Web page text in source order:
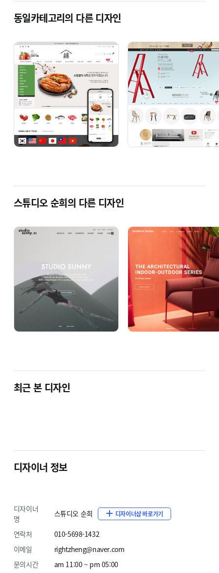
5. 메인 배너 이미지 원하시는 이미지와 링크로 변경해
6. 메인 동영상
7. Brand 회사소개 이미지와 텍스트를 변경해드립니다.
동일카테고리의 다른 디자인
스튜디오 순희의 다른 디자인
최근 본 디자인
디자이너 정보
디자이너
명
스튜디오 순희 디자이너샵 바로가기
연락처
010-5698-1432
이메일
rightzheng@naver.com
문의시간
am 11:00 ~ pm 05:00